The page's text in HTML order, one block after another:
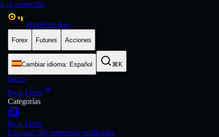
Ir al contenido
PropFirm Key
Forex Futures Acciones
Cambiar idioma: Español ⌘K
Inicio
Prop Firms
Categorías
Prop Firms
Explorar 50+ empresas verificadas